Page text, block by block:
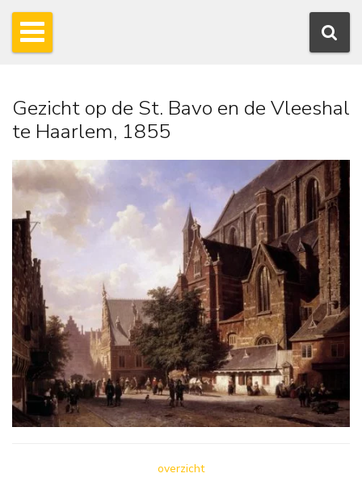
Gezicht op de St. Bavo en de Vleeshal
te Haarlem, 1855
overzicht